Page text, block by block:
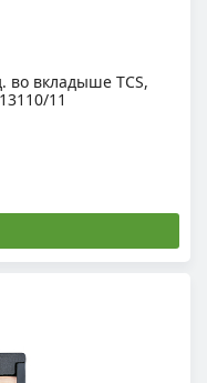
во вкладыше TCS,
11